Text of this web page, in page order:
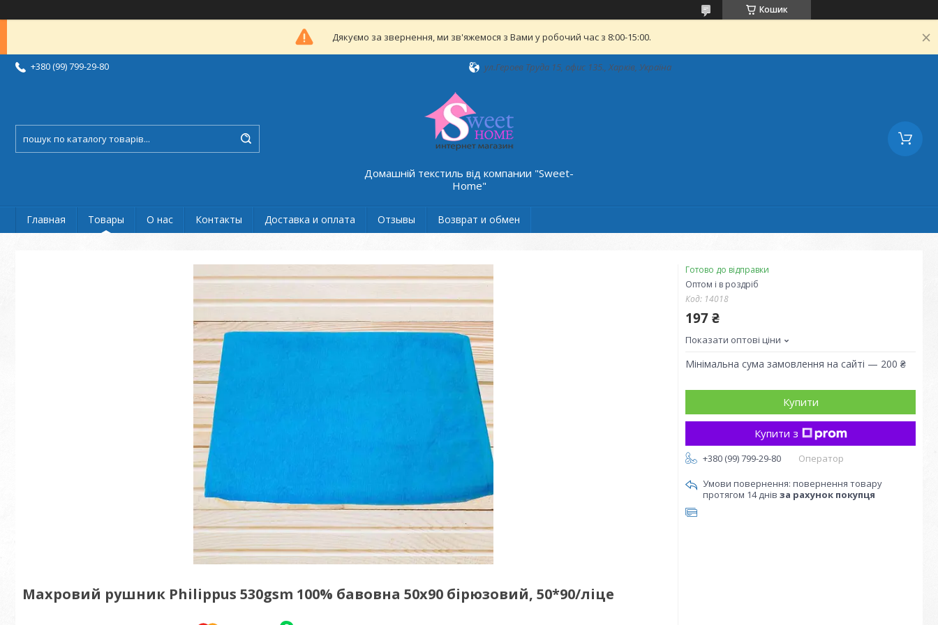
Кошик
Дякуємо за звернення, ми зв'яжемося з Вами у робочий час з 8:00-15:00.
+380 (99) 799-29-80 ул.Героев Труда 15, офис 135., Харків, Україна
Домашній текстиль від компании "Sweet-
Home"
Главная Товары О нас Контакты Доставка и оплата Отзывы Возврат и обмен
Махровий рушник Philippus 530gsm 100% бавовна 50x90 бірюзовий, 50*90/ліце
Готово до відправки
Оптом і в роздріб
Код: 14018
197 ₴
Показати оптові ціни
Мінімальна сума замовлення на сайті — 200 ₴
Купити
Купити з
+380 (99) 799-29-80
Оператор
повернення товару
протягом 14 днів за рахунок покупця